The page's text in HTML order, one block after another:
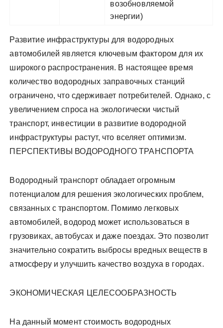
возобновляемой
энергии)
Развитие инфраструктуры для водородных
автомобилей является ключевым фактором для их
широкого распространения. В настоящее время
количество водородных заправочных станций
ограничено, что сдерживает потребителей. Однако, с
увеличением спроса на экологически чистый
транспорт, инвестиции в развитие водородной
инфраструктуры растут, что вселяет оптимизм.
ПЕРСПЕКТИВЫ ВОДОРОДНОГО ТРАНСПОРТА
Водородный транспорт обладает огромным
потенциалом для решения экологических проблем,
связанных с транспортом. Помимо легковых
автомобилей, водород может использоваться в
грузовиках, автобусах и даже поездах. Это позволит
значительно сократить выбросы вредных веществ в
атмосферу и улучшить качество воздуха в городах.
ЭКОНОМИЧЕСКАЯ ЦЕЛЕСООБРАЗНОСТЬ
На данный момент стоимость водородных